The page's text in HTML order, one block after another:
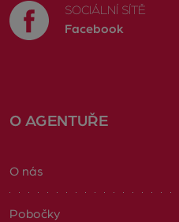
SOCIÁLNÍ SÍTĚ
Facebook
O AGENTUŘE
O nás
Pobočky